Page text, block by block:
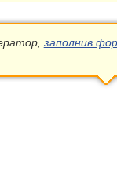
заполнив